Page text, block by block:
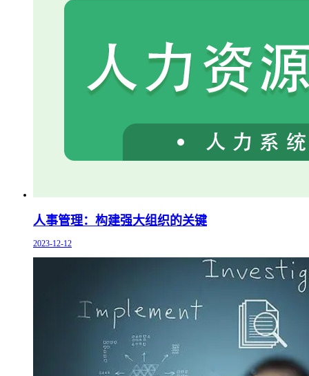
人事管理：构建强大组织的关键
2023-12-12